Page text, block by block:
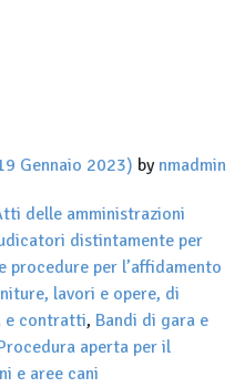
Gennaio 2023) by nmadmin
delle amministrazioni
distintamente per
per l’affidamento
lavori e opere, di
e contratti, Bandi di gara e
aperta per il
e aree cani